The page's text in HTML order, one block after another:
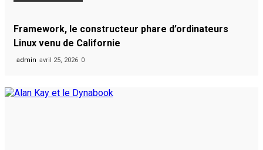
Framework, le constructeur phare d’ordinateurs
Linux venu de Californie
admin avril 25, 2026 0